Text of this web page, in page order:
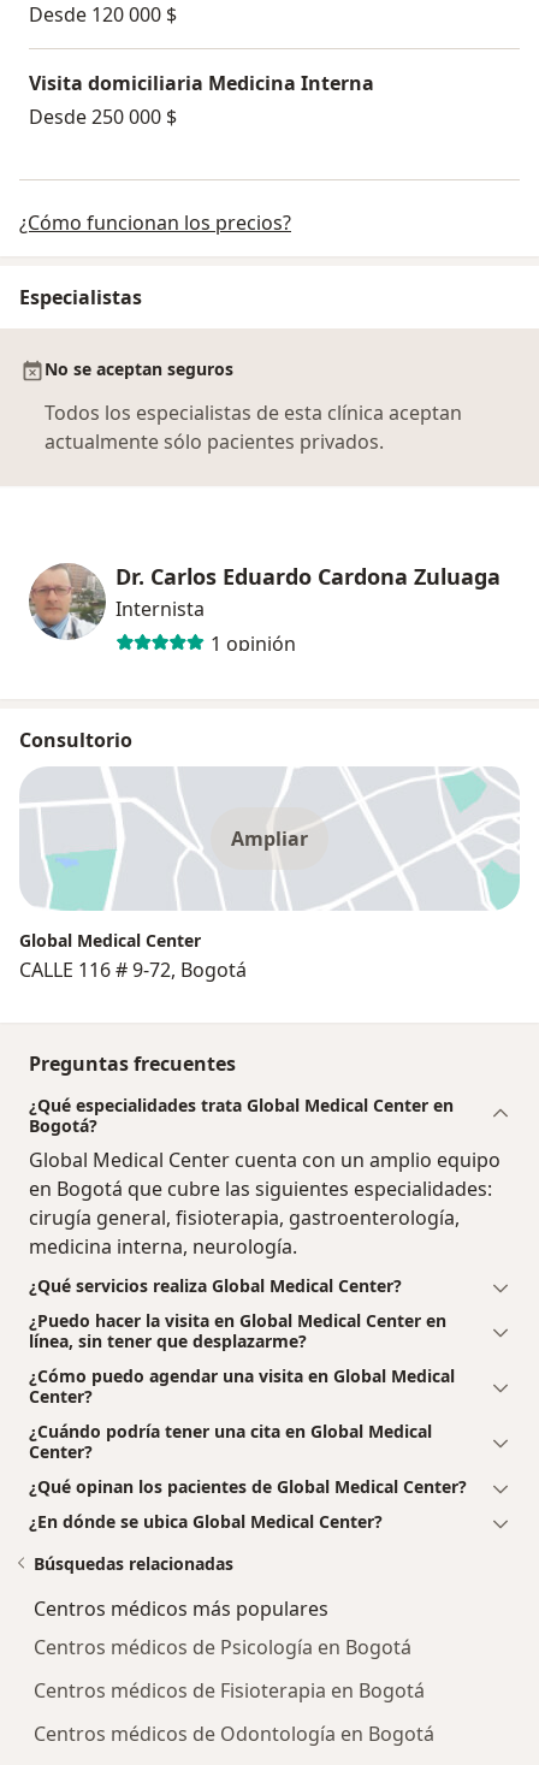
Desde 120 000 $
Visita domiciliaria Medicina Interna
Desde 250 000 $
¿Cómo funcionan los precios?
Especialistas
No se aceptan seguros
Todos los especialistas de esta clínica aceptan
actualmente sólo pacientes privados.
Dr. Carlos Eduardo Cardona Zuluaga
Internista
1 opinión
Consultorio
Ampliar
Global Medical Center
CALLE 116 # 9-72, Bogotá
Preguntas frecuentes
¿Qué especialidades trata Global Medical Center en
Bogotá?
Global Medical Center cuenta con un amplio equipo
en Bogotá que cubre las siguientes especialidades:
cirugía general, fisioterapia, gastroenterología,
medicina interna, neurología.
¿Qué servicios realiza Global Medical Center?
¿Puedo hacer la visita en Global Medical Center en
línea, sin tener que desplazarme?
¿Cómo puedo agendar una visita en Global Medical
Center?
¿Cuándo podría tener una cita en Global Medical
Center?
¿Qué opinan los pacientes de Global Medical Center?
¿En dónde se ubica Global Medical Center?
Búsquedas relacionadas
Centros médicos más populares
Centros médicos de Psicología en Bogotá
Centros médicos de Fisioterapia en Bogotá
Centros médicos de Odontología en Bogotá